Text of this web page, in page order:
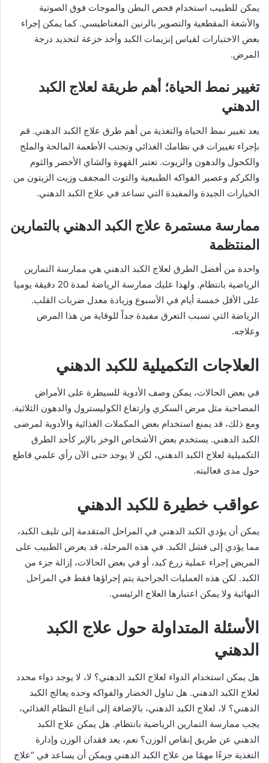
يمكن للطبيب استخدام فحص البطن والموجات فوق الصوتية
والأشعة المقطعية والتصوير بالرنين المغناطيسي. كما يمكن إجراء
بعض الاختبارات لقياس إنزيمات الكبد وأخذ خزعة لتحديد درجة
المرض.
تغيير نمط الحياة؛ أهم طريقة لعلاج الكبد
الدهني
يعد تغيير نمط الحياة والتغذية من أهم طرق علاج الكبد الدهني. قم
بإجراء تغييرات في نظامك الغذائي وتجنب الأطعمة المالحة والملح
والكحول والدهون والزيوت. تعتبر القهوة والشاي الأخضر والثوم
والكركم وعصير الفواكه الطبيعية والتوت المجفف وزيت الزيتون من
الخيارات الجيدة والمفيدة التي تساعد في علاج الكبد الدهني.
ممارسة مستمرة علاج الكبد الدهني بالتمارين
المنتظمة
واحدة من أفضل الطرق لعلاج الكبد الدهني هي ممارسة التمارين
الرياضية بانتظام. ولهذا عليك ممارسة الرياضة لمدة 20 دقيقة يوميا
على الأقل خمسة أيام في الأسبوع وزيادة معدل ضربات القلب.
الرياضة التي تسبب التعرق مفيدة جداً للوقاية من هذا المرض
وعلاجه.
العلاجات التكميلية للكبد الدهني
في بعض الحالات، يمكن وصف الأدوية للسيطرة على الأمراض
المصاحبة مثل مرض السكري وارتفاع الكوليسترول والدهون الثلاثية.
ومع ذلك، قد يمنع استخدام بعض المكملات الغذائية والأدوية لمرضى
الكبد الدهني. يستخدم بعض الأشخاص الوخز بالإبر كأحد الطرق
التكميلية لعلاج الكبد الدهني، لكن لا يوجد حتى الآن رأي علمي قاطع
حول مدى فعاليته.
عواقب خطيرة للكبد الدهني
يمكن أن يؤدي الكبد الدهني في المراحل المتقدمة إلى تليف الكبد،
مما يؤدي إلى فشل الكبد. في هذه المرحلة، قد يعرض الطبيب على
المريض إجراء عملية زرع كبد، أو في بعض الحالات، إزالة جزء من
الكبد. لكن هذه العمليات الجراحية يتم إجراؤها فقط في المراحل
النهائية ولا يمكن اعتبارها العلاج الرئيسي.
الأسئلة المتداولة حول علاج الكبد
الدهني
هل يمكن استخدام الدواء لعلاج الكبد الدهني؟ لا، لا يوجد دواء محدد
لعلاج الكبد الدهني. هل تناول الخضار والفواكه وحده يعالج الكبد
الدهني؟ لا، لعلاج الكبد الدهني، بالإضافة إلى اتباع النظام الغذائي،
يجب ممارسة التمارين الرياضية بانتظام. هل يمكن علاج الكبد
الدهني عن طريق إنقاص الوزن؟ نعم، يعد فقدان الوزن وإدارة
التغذية جزءًا مهمًا من علاج الكبد الدهني ويمكن أن يساعد في “علاج